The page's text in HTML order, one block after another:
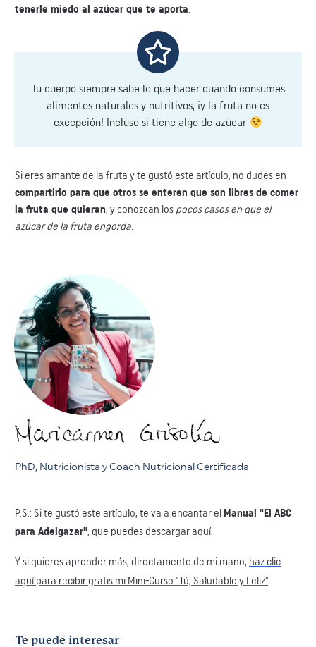
tenerle miedo al azúcar que te aporta.
Tu cuerpo siempre sabe lo que hacer cuando consumes
alimentos naturales y nutritivos, ¡y la fruta no es
excepción! Incluso si tiene algo de azúcar
​Si eres amante de la fruta y te gustó este artículo, no dudes en
compartirlo para que otros se enteren que son libres de comer
la fruta que quieran, y ​conozcan los pocos casos en que el
azúcar de la fruta engorda.
PhD, Nutricionista y Coach Nutricional Certificada
P.S.: Si te gustó este artículo, te va a encantar el Manual "El ABC
para Adelgazar", que puedes descargar aquí.
Y si quieres aprender más, directamente de mi mano, haz clic
aquí para recibir gratis mi Mini-Curso "Tú, Saludable y Feliz".
Te puede interesar